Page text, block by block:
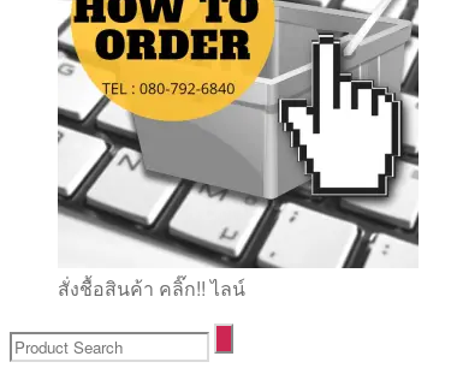
สั่งชื้อสินค้า คลิ๊ก!! ไลน์